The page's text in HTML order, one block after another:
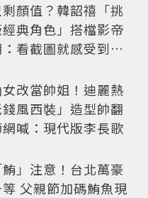
顏值？韓韶禧「挑
典角色」搭檔影帝
看截圖就感受到演
改當帥姐！迪麗熱
風西裝」造型帥翻
喊：現代版李長歌
」注意！台北萬豪
父親節加碼鮪魚現